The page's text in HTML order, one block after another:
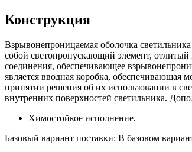
Конструкция
Взрывонепроницаемая оболочка
собой светопропускающий элемент, отлитый
соединения, обеспечивающее
является вводная коробка,
принятии решения об их использовании в
внутренних поверхностей светильника.
Химостойкое исполнение.
Базовый вариант поставки: В базовом